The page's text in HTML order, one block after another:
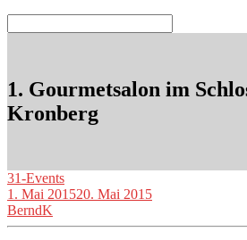
nach:
1. Gourmetsalon im
Kronberg
31-Events
1. Mai 201520. Mai 2015
BerndK